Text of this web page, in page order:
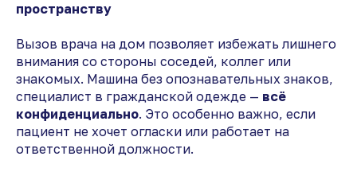
пространству
Вызов врача на дом позволяет избежать лишнего
внимания со стороны соседей, коллег или
знакомых. Машина без опознавательных знаков,
специалист в гражданской одежде — всё
конфиденциально. Это особенно важно, если
пациент не хочет огласки или работает на
ответственной должности.